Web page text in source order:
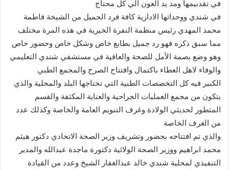
في تقدبيمها ومد يد العون الي كل محتاج
في شندي ووحداتها الادارية كافة فرد الجميل من الشيخة فاطمة
محمد المهدي رئيس منظمة النفرة الخيرية في هذه المرة مختلف
مما سبق ذكره فهو رد جميل بطابع خاص وشكل خاص وحضور خاص
وهو وضع بصمة الأمل للصحة والعافية في مستشفي شندي التعليمي
والوفاء لاهل العطاء باكتمال وافتتاح الصرح والمجمع الطبي
الكبير فيه كل التخصصات الطبية التي تحتاجها البلد والمحلية والذي
يتكون من مجمع العمليات الجراحية والعناية المكثفة والقسم
المتطور لحديثي الولادة وغرف التنويم العامة والخاصة وكذلك عدد
من الغرف الخاصة
والذي تم افتتاحه بحضور وتشريف وزير الصحة الاتحادي دكتور هيثم
محمد ابراهيم ووزير الصحة الولائية دكتورة ماجدة عبدالله والمدير
التنفيذي لمحلية شندي خالد عبدالغفار الشيخ وعدد من القيادة